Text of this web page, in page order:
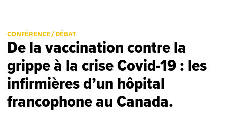
CONFÉRENCE / DÉBAT
De la vaccination contre la
grippe à la crise Covid-19 : les
infirmières d’un hôpital
francophone au Canada.